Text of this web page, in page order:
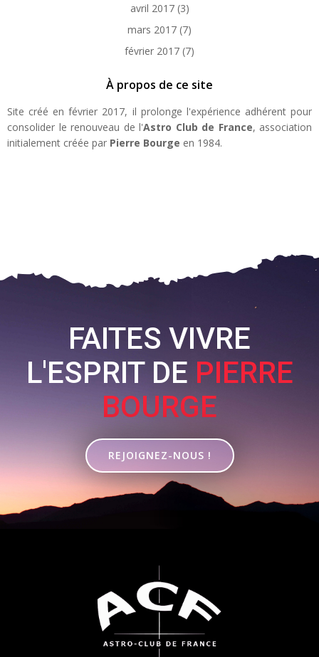
avril 2017(3)
mars 2017 (7)
février 2017 (7)
À propos de ce site
Site créé en février 2017, il prolonge l'expérience adhérent pour
consolider le renouveau de l'Astro Club de France, association
initialement créée par Pierre Bourge en 1984.
FAITES VIVRE
L'ESPRIT DE PIERRE
BOURGE
REJOIGNEZ-NOUS !